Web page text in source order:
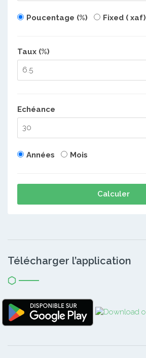
Poucentage (%) Fixed ( xaf)
Taux (%)
Echéance
Années Mois
Calculer
Télécharger l’application